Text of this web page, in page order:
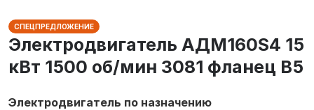
СПЕЦПРЕДЛОЖЕНИЕ
Электродвигатель АДМ160S4 15
кВт 1500 об/мин 3081 фланец В5
Электродвигатель по назначению